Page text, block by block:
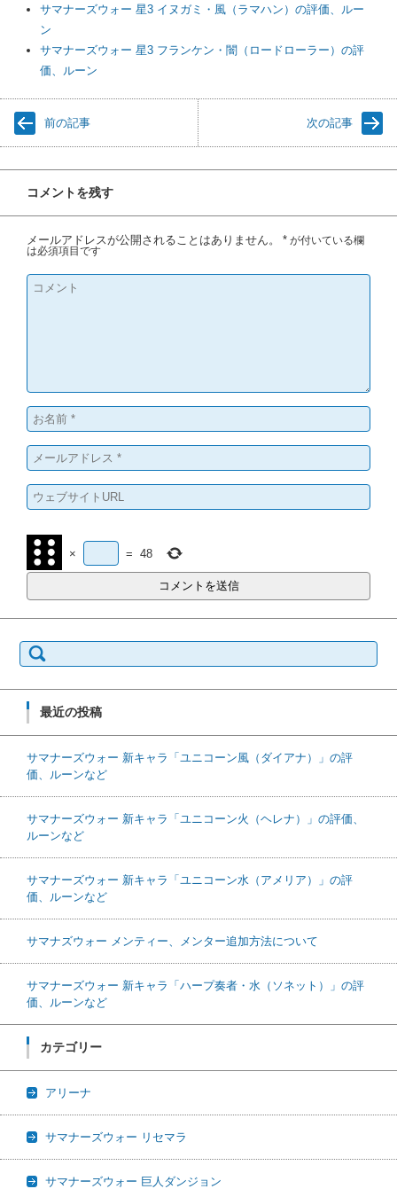
サマナーズウォー 星3 イヌガミ・風（ラマハン）の評価、ルー
ン
サマナーズウォー 星3 フランケン・闇（ロードローラー）の評
価、ルーン
前の記事 次の記事
コメントを残す
メールアドレスが公開されることはありません。 * が付いている欄
は必須項目です
× = 48
検索:
最近の投稿
サマナーズウォー 新キャラ「ユニコーン風（ダイアナ）」の評
価、ルーンなど
サマナーズウォー 新キャラ「ユニコーン火（ヘレナ）」の評価、
ルーンなど
サマナーズウォー 新キャラ「ユニコーン水（アメリア）」の評
価、ルーンなど
サマナズウォー メンティー、メンター追加方法について
サマナーズウォー 新キャラ「ハープ奏者・水（ソネット）」の評
価、ルーンなど
カテゴリー
アリーナ
サマナーズウォー リセマラ
サマナーズウォー 巨人ダンジョン